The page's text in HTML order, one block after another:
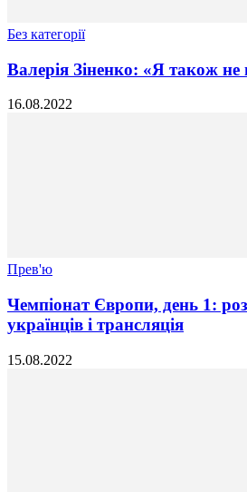
Без категорії
Валерія Зіненко: «Я також
16.08.2022
Прев'ю
Чемпіонат Європи, день 1:
українців і трансляція
15.08.2022